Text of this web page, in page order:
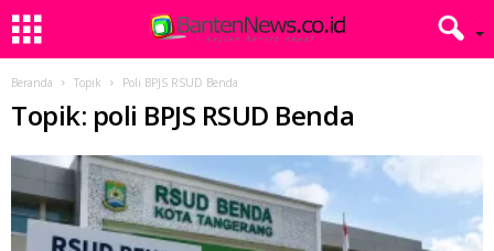
Beranda Topik Poli BPJS RSUD Benda
Topik: poli BPJS RSUD Benda